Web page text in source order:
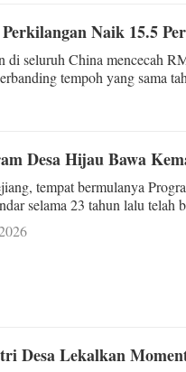
Naik 15.5
di seluruh China mencecah
tempoh yang sama
Desa Hijau Bawa
tempat bermulanya
selama 23 tahun lalu telah
menjanjikan
Desa Lekalkan